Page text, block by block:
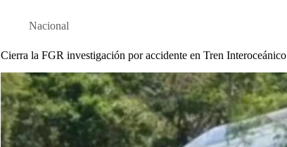
Nacional
Cierra la FGR investigación por accidente en Tren Interoceánico